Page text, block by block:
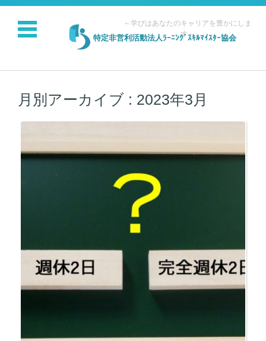
特定非営利活動法人ﾗｰﾆﾝｸﾞｽｷﾙﾏｲｽﾀｰ協会
～学びはあなたのキャリアを豊かにしま
す～
コンテンツに移動
月別アーカイブ : 2023年3月